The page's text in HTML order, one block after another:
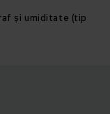
și umiditate (tip